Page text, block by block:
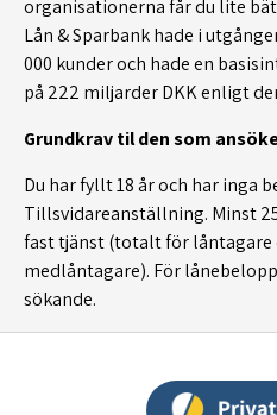
organisationerna får du lite
Lån & Sparbank hade i
000 kunder och hade en
på 222 miljarder DKK enligt
Grundkrav til den som
Du har fyllt 18 år och har inga
Tillsvidareanställning. Minst
fast tjänst (totalt för låntagare
medlåntagare). För
sökande.